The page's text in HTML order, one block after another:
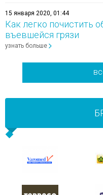
15 января 2020, 01:44
Как легко почистить
въевшейся грязи
узнать больше